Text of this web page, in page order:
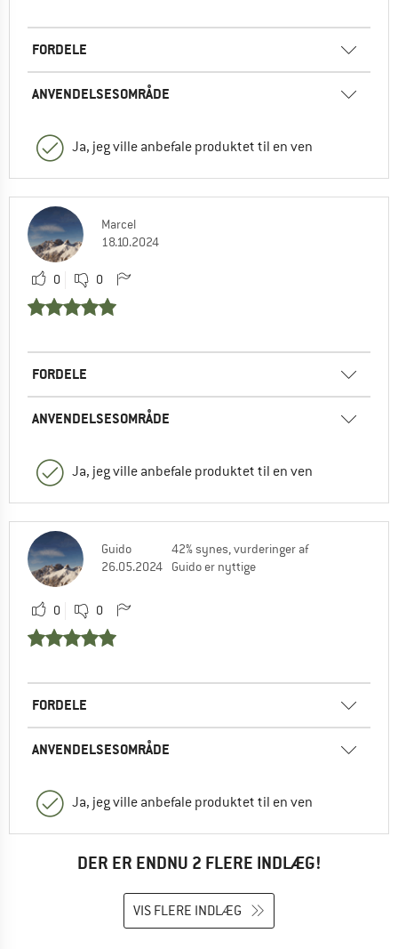
FORDELE
ANVENDELSESOMRÅDE
Ja, jeg ville anbefale produktet til en ven
Marcel
18.10.2024
0 0
FORDELE
ANVENDELSESOMRÅDE
Ja, jeg ville anbefale produktet til en ven
Guido
26.05.2024
42% synes, vurderinger af
Guido er nyttige
0 0
FORDELE
ANVENDELSESOMRÅDE
Ja, jeg ville anbefale produktet til en ven
DER ER ENDNU 2 FLERE INDLÆG!
VIS FLERE INDLÆG